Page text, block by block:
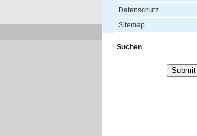
Datenschutz
Sitemap
Suchen